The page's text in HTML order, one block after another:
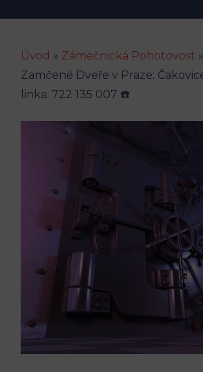
Úvod » Zámečnická Pohotovost »
Zamčené Dveře v Praze:
linka: 722 135 007 ☎️